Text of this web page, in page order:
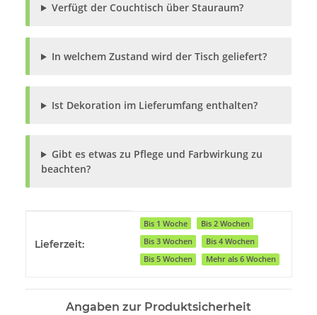
Verfügt der Couchtisch über Stauraum?
In welchem Zustand wird der Tisch geliefert?
Ist Dekoration im Lieferumfang enthalten?
Gibt es etwas zu Pflege und Farbwirkung zu
beachten?
Lieferzeit:
Bis 1 Woche
Bis 2 Wochen
Bis 3 Wochen
Bis 4 Wochen
Bis 5 Wochen
Mehr als 6 Wochen
Angaben zur Produktsicherheit